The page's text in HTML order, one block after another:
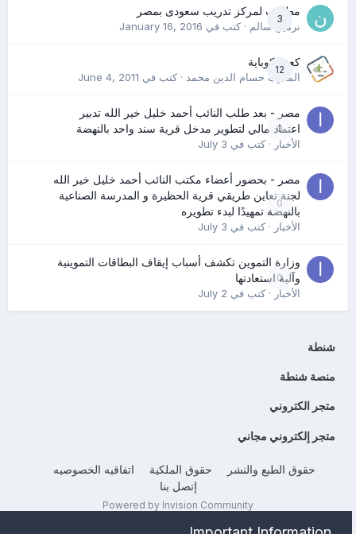
3
مطلوب لمركز تدريب سعودى بمصر
نرمين سالم· كتب في January 16, 2016
12
كعب كوباية
المدرب حسام الدين محمد· كتب في June 4, 2011
0
مصر - بعد طلب النائب أحمد خليل خير الله تدبير
اعتماد مالي لتطوير مدخل قرية سند واحد بالنهضة
الأخبار· كتب في July 3
0
مصر - بحضور أعضاء مكتب النائب أحمد خليل خير الله
لجنة تعاين طريقي قرية الحظيرة و المدرسة الصناعية
بالنهضة تمهيدًا لبدء تطويره
الأخبار· كتب في July 3
0
وزارة التموين تكشف أسباب إيقاف البطاقات التموينية
وآلية استعادتها
الأخبار· كتب في July 2
شنطة
منصة شنطة
متجر الكتروني
متجر إلكتروني مجاني
حقوق الطبع والنشر حقوق الملكية
اتفاقيه الخصوصيه
إتصل بنا
Powered by Invision Community